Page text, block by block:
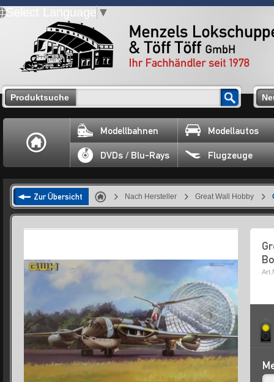
Select Language ▼
Produktsuche
Modellbahnen Modellautos
DVDs / Blu-Rays Flugzeuge
Zur Übersicht Nach Hersteller Great Wall Hobby